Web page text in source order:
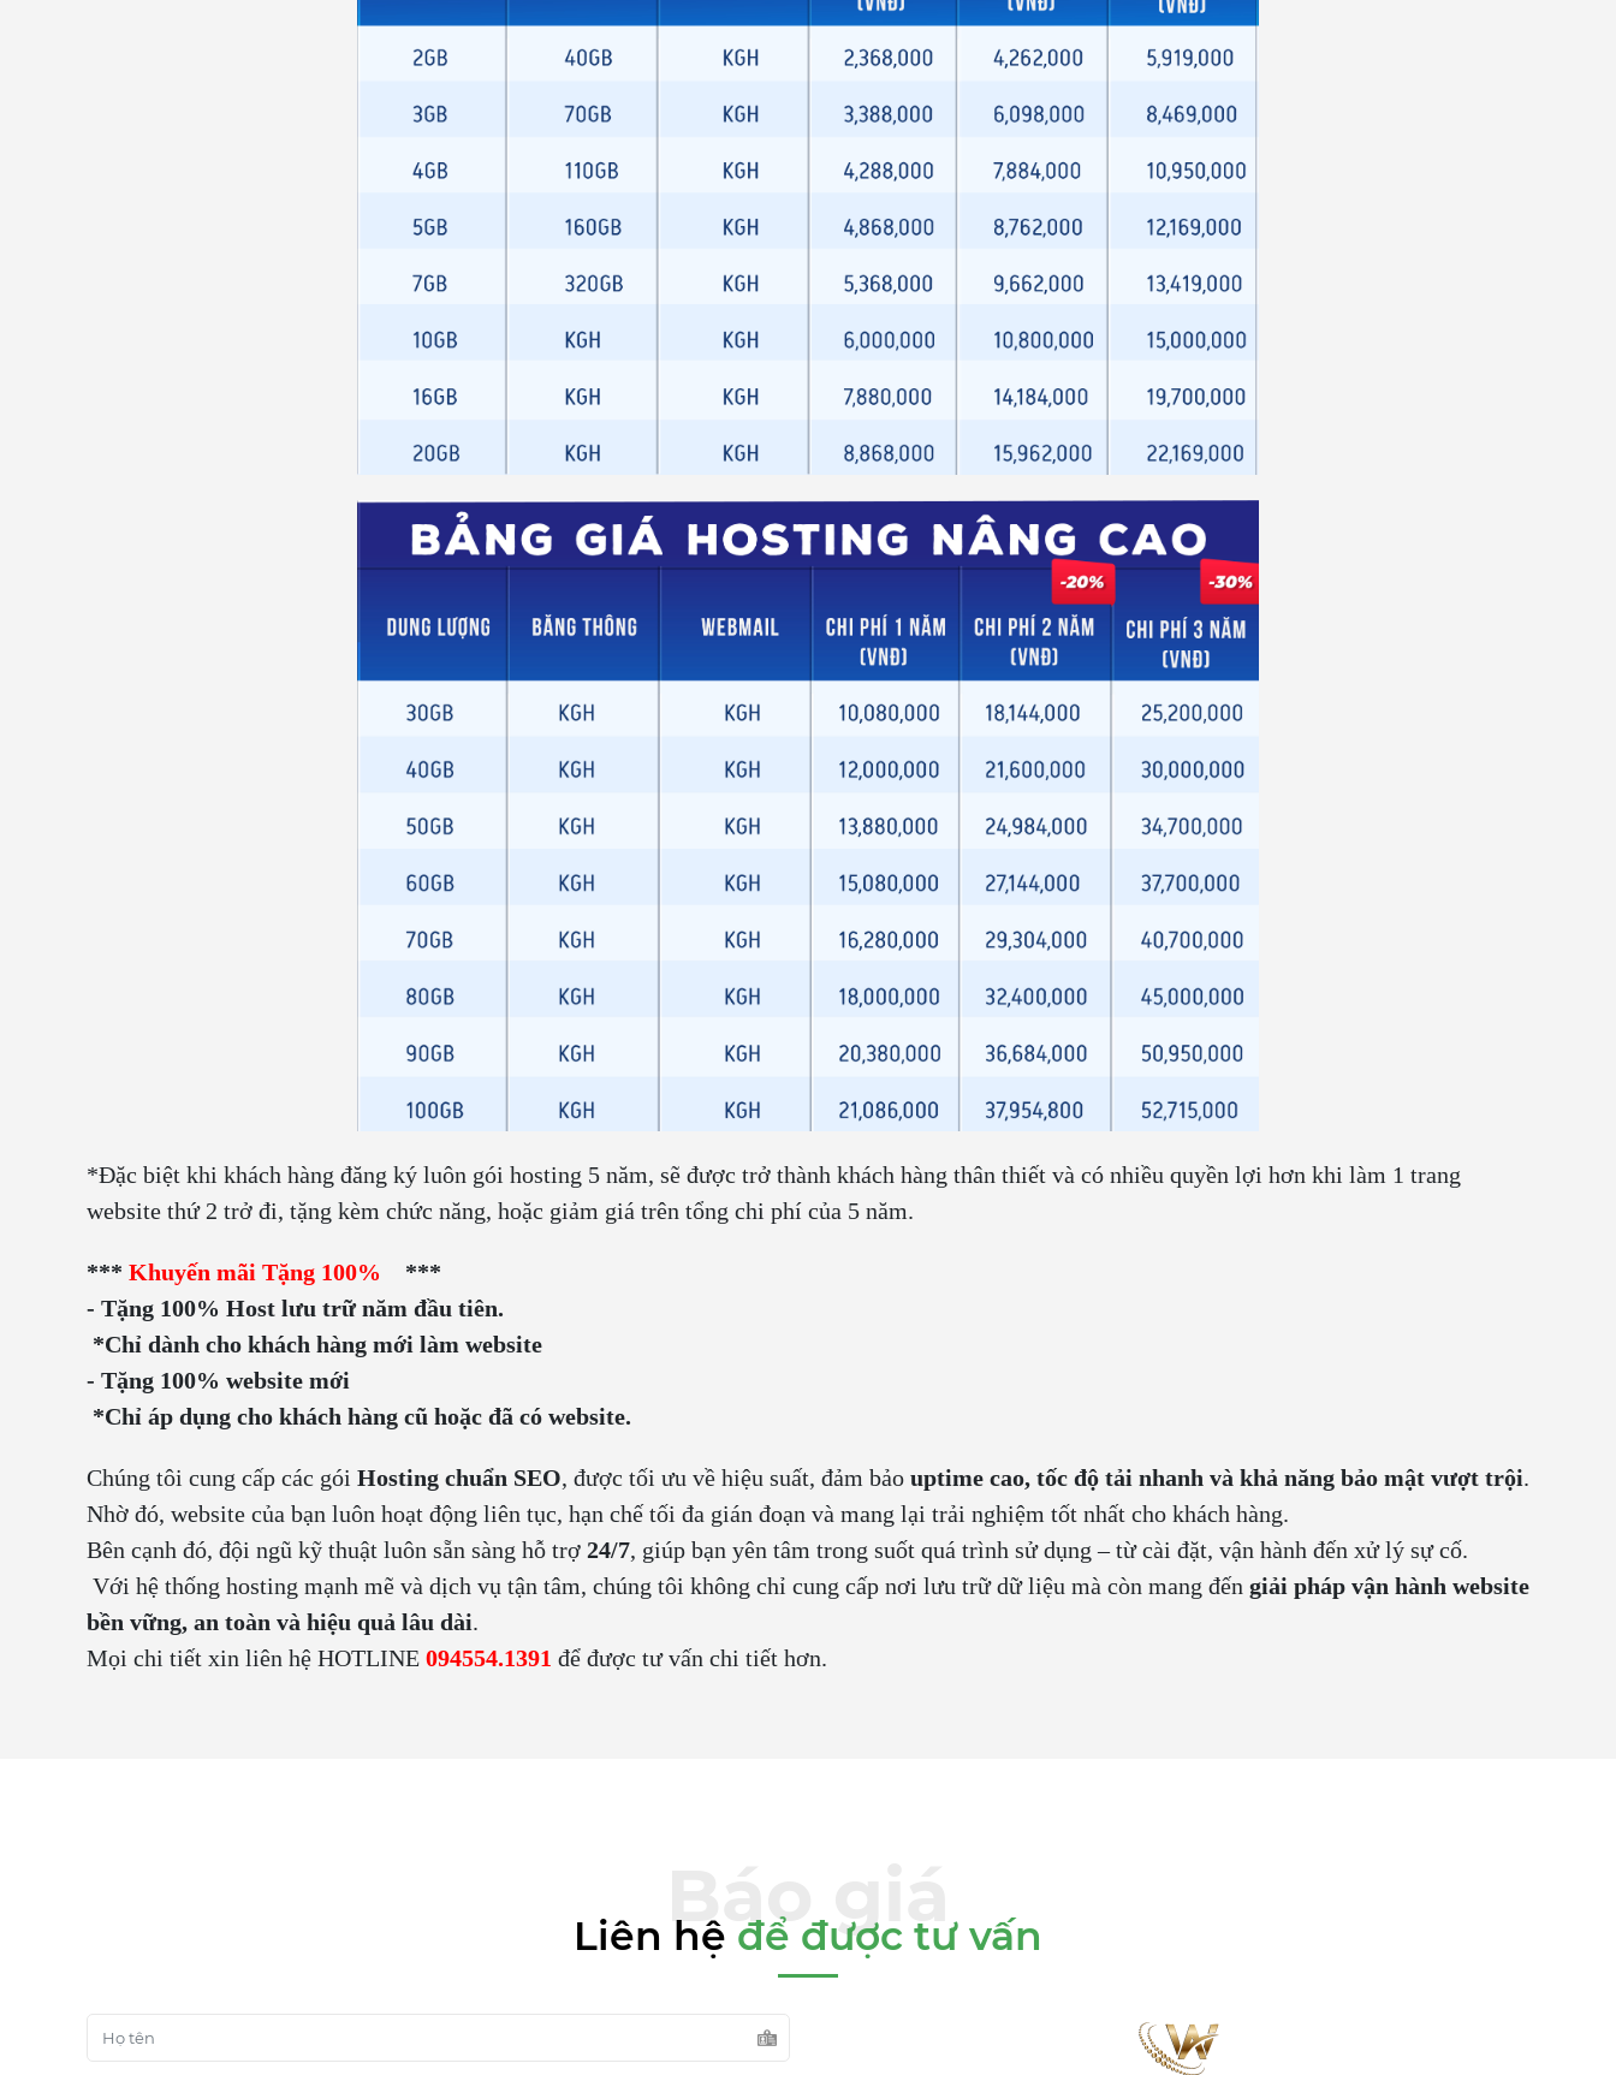
*Đặc biệt khi khách hàng đăng ký luôn gói hosting 5 năm, sẽ được trở thành khách hàng thân thiết và có nhiều quyền lợi hơn khi làm 1 trang
website thứ 2 trở đi, tặng kèm chức năng, hoặc giảm giá trên tổng chi phí của 5 năm.
*** Khuyến mãi Tặng 100% ***
- Tặng 100% Host lưu trữ năm đầu tiên.
*Chỉ dành cho khách hàng mới làm website
- Tặng 100% website mới
*Chỉ áp dụng cho khách hàng cũ hoặc đã có website.
Chúng tôi cung cấp các gói Hosting chuẩn SEO, được tối ưu về hiệu suất, đảm bảo uptime cao, tốc độ tải nhanh và khả năng bảo mật vượt trội.
Nhờ đó, website của bạn luôn hoạt động liên tục, hạn chế tối đa gián đoạn và mang lại trải nghiệm tốt nhất cho khách hàng.
Bên cạnh đó, đội ngũ kỹ thuật luôn sẵn sàng hỗ trợ 24/7, giúp bạn yên tâm trong suốt quá trình sử dụng – từ cài đặt, vận hành đến xử lý sự cố.
Với hệ thống hosting mạnh mẽ và dịch vụ tận tâm, chúng tôi không chỉ cung cấp nơi lưu trữ dữ liệu mà còn mang đến giải pháp vận hành website
bền vững, an toàn và hiệu quả lâu dài.
Mọi chi tiết xin liên hệ HOTLINE 094554.1391 để được tư vấn chi tiết hơn.
Liên hệ để được tư vấn